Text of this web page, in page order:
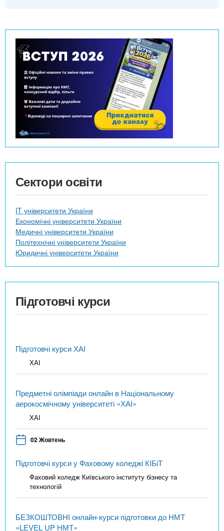
Сектори освіти
IT університети України
Економічні університети України
Медичні університети України
Політехнічні університети України
Юридичні університети України
Підготовчі курси
Підготовчі курси ХАІ
ХАІ
Предметні олімпіади онлайн в Національному
аерокосмічному університеті «ХАІ»
ХАІ
02 Жовтень
Підготовчі курси у Фаховому коледжі КІБіТ
Фаховий коледж Київського інституту бізнесу та
технологій
БЕЗКОШТОВНІ онлайн-курси підготовки до НМТ
«LEVEL UP НМТ»